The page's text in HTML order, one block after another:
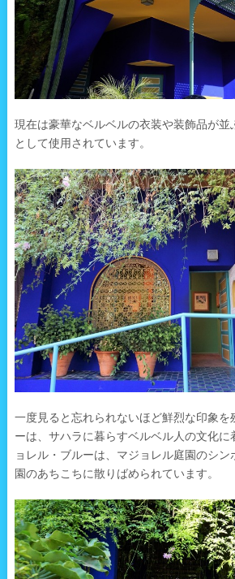
現在は豪華なベルベルの衣装や装飾品が並
として使用されています。
一度見ると忘れられないほど鮮烈な印象を
ーは、サハラに暮らすベルベル人の文化に
ョレル・ブルーは、マジョレル庭園のシ
園のあちこちに散りばめられています。